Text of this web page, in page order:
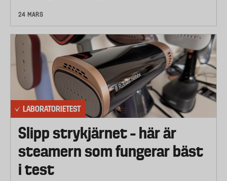
24 MARS
LABORATORIETEST
Slipp strykjärnet – här är
steamern som fungerar bäst
i test